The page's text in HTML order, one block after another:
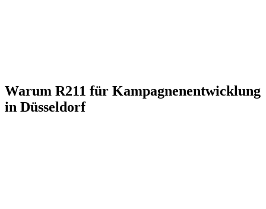
Warum R211 für Kampagnenentwicklung
in Düsseldorf